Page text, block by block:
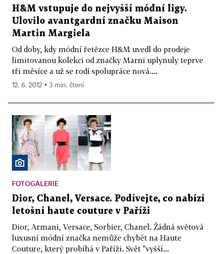
H&M vstupuje do nejvyšší módní ligy.
Ulovilo avantgardní značku Maison
Martin Margiela
Od doby, kdy módní řetězce H&M uvedl do prodeje
limitovanou kolekci od značky Marni uplynuly teprve
tři měsíce a už se rodí spolupráce nová....
12. 6. 2012 ▪ 3 min. čtení
FOTOGALERIE
Dior, Chanel, Versace. Podívejte, co nabízí
letošní haute couture v Paříži
Dior, Armani, Versace, Sorbier, Chanel. Žádná světová
luxusní módní značka nemůže chybět na Haute
Couture, který probíhá v Paříži. Svět "vyšší...